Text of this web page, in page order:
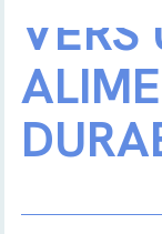
VERS